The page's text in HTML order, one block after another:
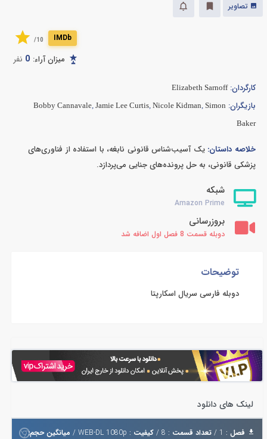
تصاویر
10/ IMDb
میزان آراء: 0 نفر
کارگردان:Elizabeth Sarnoff
بازیگران: Bobby Cannavale Jamie Lee Curtis Nicole Kidman Simon
Baker
خلاصه داستان: یک آسیب‌شناس قانونی نابغه، با استفاده از فناوری‌های
پزشکی قانونی، به حل پرونده‌های جنایی می‌پردازد.
شبکه
Amazon Prime
بروزرسانی
دوبله قسمت 8 فصل اول اضافه شد
توضیحات
دوبله فارسی سریال اسکارپتا
لینک های دانلود
فصل : 1 / تعداد قسمت : 8 / کیفیت : WEB-DL 1080p /
میانگین حجم: